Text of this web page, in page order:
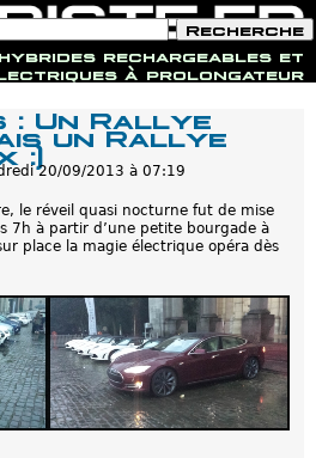
to navigation
rechargeables et
à prolongateur
: Un Rallye
un Rallye
:)
20/09/2013 à 07:19
le réveil quasi nocturne fut de mise
7h à partir d’une petite bourgade à
place la magie électrique opéra dès